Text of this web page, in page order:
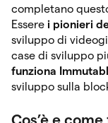
completano
Essere i pionieri
sviluppo di
case di sviluppo
funziona
sviluppo sulla
Cos’è e